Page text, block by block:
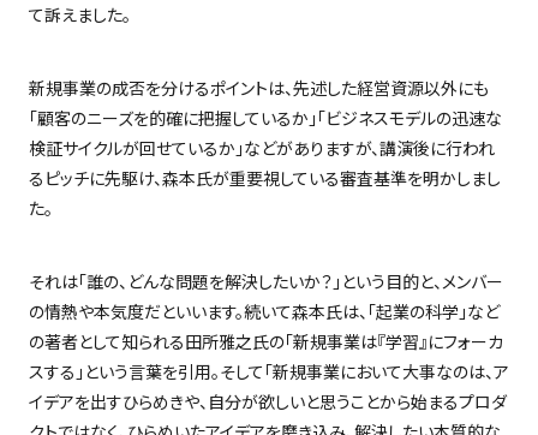
て訴えました。
新規事業の成否を分けるポイントは、先述した経営資源以外にも
「顧客のニーズを的確に把握しているか」「ビジネスモデルの迅速な
検証サイクルが回せているか」などがありますが、講演後に行われ
るピッチに先駆け、森本氏が重要視している審査基準を明かしまし
た。
それは「誰の、どんな問題を解決したいか？」という目的と、メンバー
の情熱や本気度だといいます。続いて森本氏は、「起業の科学」など
の著者として知られる田所雅之氏の「新規事業は『学習』にフォーカ
スする 」という言葉を引用。そして「新規事業において大事なのは、ア
イデアを出すひらめきや、自分が欲しいと思うことから始まるプロダ